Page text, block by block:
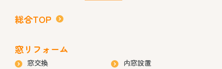
総合TOP
窓リフォーム
窓交換
内窓設置